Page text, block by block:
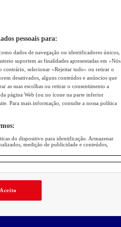
pessoais para:
dados de navegação ou identificadores únicos,
suportem as finalidades apresentadas em «Nós
contrário, selecionar «Rejeitar tudo» ou retirar o
desativados, alguns conteúdos e anúncios que
as suas escolhas ou retirar o consentimento a
página Web (ou no ícone na parte inferior
Para mais informação, consulte a nossa política
do dispositivo para identificação. Armazenar
medição de publicidade e conteúdos,
Aceito